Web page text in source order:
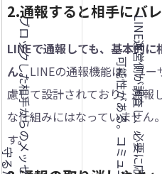
︎2.通報すると相手にバレ
LINEで通報しても、基本的
ん。LINEの通報機能は、ユ
慮して設計されており、通報
な仕組みにはなっていません
す。